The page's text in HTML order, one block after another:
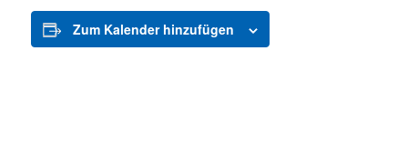
Zum Kalender hinzufügen